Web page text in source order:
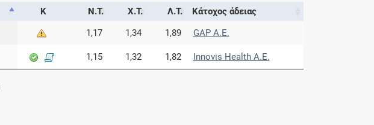
Κ Ν.Τ. Χ.Τ. Λ.Τ.
Κάτοχος άδειας
1,17 1,34 1,89 GAP Α.Ε.
1,15 1,32 1,82 Innovis Health Α.Ε.